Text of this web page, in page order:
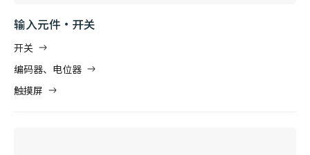
输入元件・开关
开关
编码器、电位器
触摸屏